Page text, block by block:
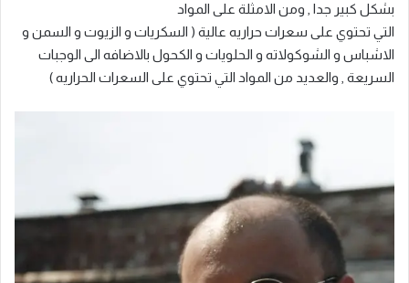
بشكل كبير جدا , ومن الامثلة على المواد
التي تحتوي على سعرات حراريه عالية ( السكريات و الزيوت و السمن و
الاشباس و الشوكولاته و الحلويات و الكحول بالاضافه الى الوجبات
السريعة , والعديد من المواد التي تحتوي على السعرات الحراريه )